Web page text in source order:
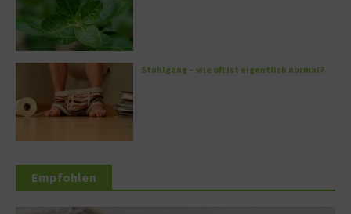
Stuhlgang – wie oft ist eigentlich normal?
Empfohlen